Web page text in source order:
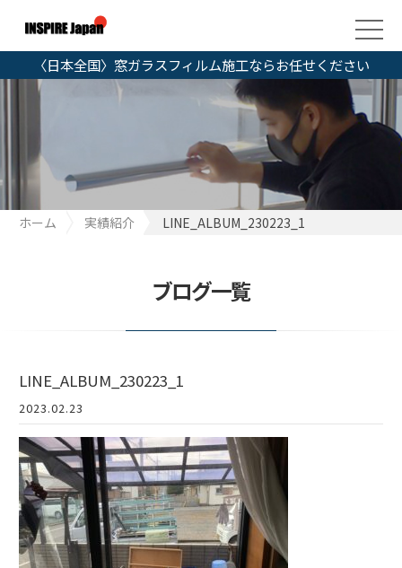
〈日本全国〉窓ガラスフィルム施工ならお任せください
ホーム 実績紹介 LINE_ALBUM_230223_1
ブログ一覧
LINE_ALBUM_230223_1
2023.02.23